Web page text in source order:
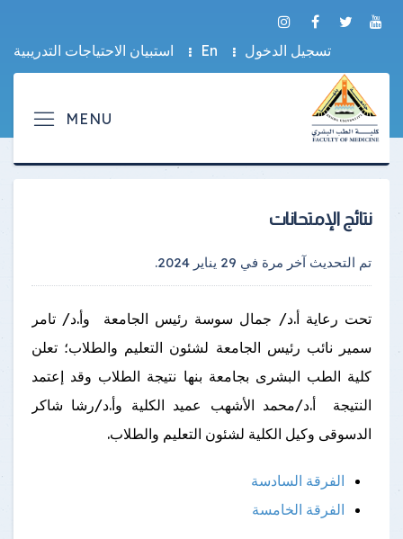
تسجيل الدخول En استبيان الاحتياجات التدريبية
نتائج الإمتحانات
تم التحديث آخر مرة في 29 يناير 2024 .
تحت رعاية أ.د/ جمال سوسة رئيس الجامعة وأ.د/ تامر
سمير نائب رئيس الجامعة لشئون التعليم والطلاب؛ تعلن
كلية الطب البشرى بجامعة بنها نتيجة الطلاب وقد إعتمد
النتيجة أ.د/محمد الأشهب عميد الكلية وأ.د/رشا شاكر
الدسوقى وكيل الكلية لشئون التعليم والطلاب.
الفرقة السادسة
الفرقة الخامسة